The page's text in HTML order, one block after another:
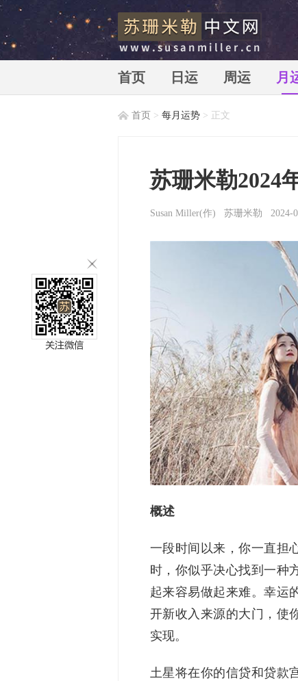
首页 日运 周运 月
首页 > 每月运势 > 正文
苏珊米勒2024
Susan Miller(作) 苏珊米勒 2024-
概述
一段时间以来，你一直担
时，你似乎决心找到一种
起来容易做起来难。幸运
开新收入来源的大门，使
实现。
土星将在你的信贷和贷款